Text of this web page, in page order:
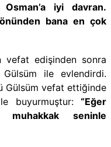
Osman’a iyi davran.
bana en çok
vefat edişinden sonra
Gülsüm ile evlendirdi.
Gülsüm vefat ettiğinde
buyurmuştur: “Eğer
muhakkak seninle